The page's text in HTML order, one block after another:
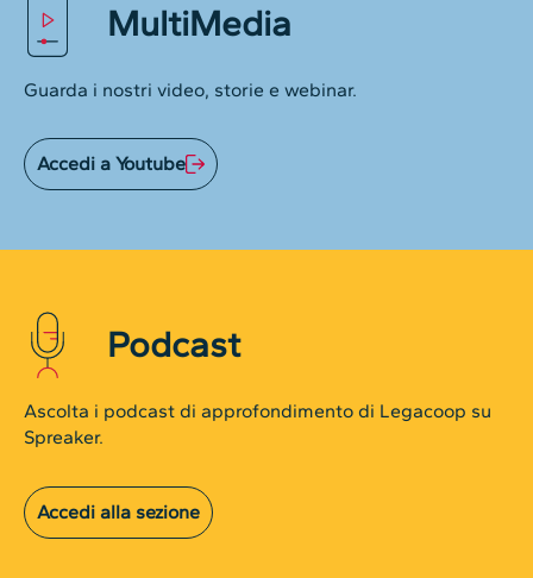
MultiMedia
Guarda i nostri video, storie e webinar.
Accedi a Youtube
Podcast
Ascolta i podcast di approfondimento di Legacoop su
Spreaker.
Accedi alla sezione